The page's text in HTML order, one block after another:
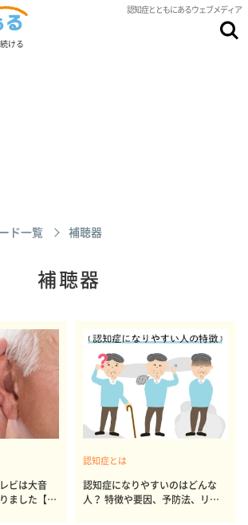
認知症とともにあるウェブメディア
ける
ド一覧 補聴器
補聴器
ビは大音
ました【お
認知症とは
認知症になりやすいのはどんな
人？ 特徴や要因、予防法、リス